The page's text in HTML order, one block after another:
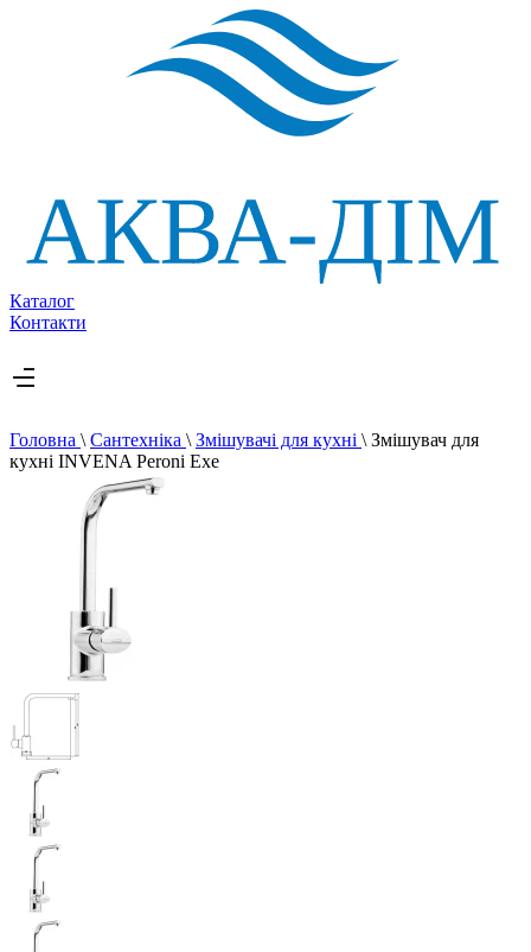
Каталог
Контакти
Головна \ Сантехніка \ Змішувачі для кухні \ Змішувач для
кухні INVENA Peroni Exe